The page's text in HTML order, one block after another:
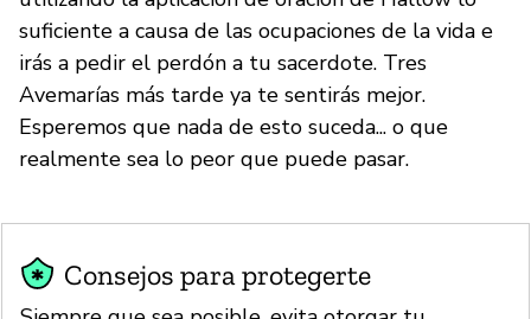
suficiente a causa de las ocupaciones de la vida e
irás a pedir el perdón a tu sacerdote. Tres
Avemarías más tarde ya te sentirás mejor.
Esperemos que nada de esto suceda... o que
realmente sea lo peor que puede pasar.
Consejos para protegerte